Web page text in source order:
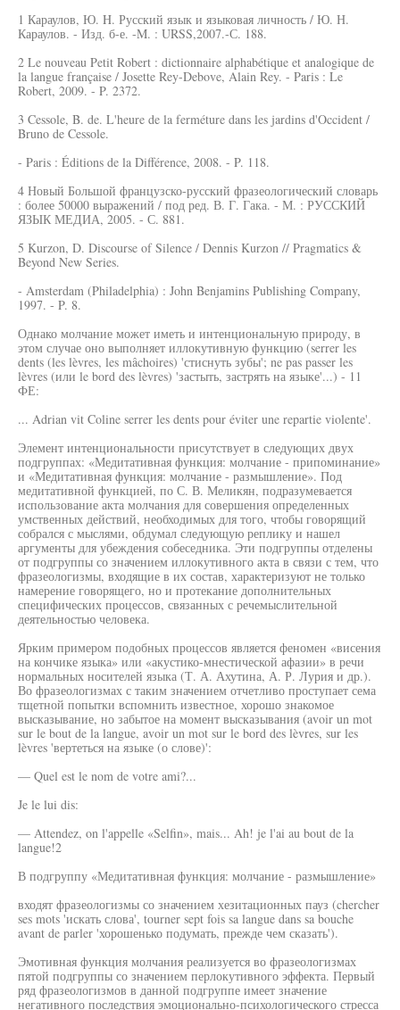
1 Караулов, Ю. H. Русский язык и языковая личность / Ю. Н.
Караулов. - Изд. б-е. -M. : URSS,2007.-С. 188.
2 Le nouveau Petit Robert : dictionnaire alphabétique et analogique de
la langue française / Josette Rey-Debove, Alain Rey. - Paris : Le
Robert, 2009. - P. 2372.
3 Cessole, B. de. L'heure de la ferméture dans les jardins d'Occident /
Bruno de Cessole.
- Paris : Éditions de la Différence, 2008. - P. 118.
4 Новый Большой французско-русский фразеологический словарь
: более 50000 выражений / под ред. В. Г. Гака. - М. : РУССКИЙ
ЯЗЫК МЕДИА, 2005. - С. 881.
5 Kurzon, D. Discourse of Silence / Dennis Kurzon // Pragmatics &
Beyond New Series.
- Amsterdam (Philadelphia) : John Benjamins Publishing Company,
1997. - P. 8.
Однако молчание может иметь и интенциональную природу, в
этом случае оно выполняет иллокутивную функцию (serrer les
dents (les lèvres, les mâchoires) 'стиснуть зубы'; ne pas passer les
lèvres (или le bord des lèvres) 'застыть, застрять на языке'...) - 11
ФЕ:
... Adrian vit Coline serrer les dents pour éviter une repartie violente'.
Элемент интенциональности присутствует в следующих двух
подгруппах: «Медитативная функция: молчание - припоминание»
и «Медитативная функция: молчание - размышление». Под
медитативной функцией, по С. В. Меликян, подразумевается
использование акта молчания для совершения определенных
умственных действий, необходимых для того, чтобы говорящий
собрался с мыслями, обдумал следующую реплику и нашел
аргументы для убеждения собеседника. Эти подгруппы отделены
от подгруппы со значением иллокутивного акта в связи с тем, что
фразеологизмы, входящие в их состав, характеризуют не только
намерение говорящего, но и протекание дополнительных
специфических процессов, связанных с речемыслительной
деятельностью человека.
Ярким примером подобных процессов является феномен «висения
на кончике языка» или «акустико-мнестической афазии» в речи
нормальных носителей языка (Т. А. Ахутина, А. Р. Лурия и др.).
Во фразеологизмах с таким значением отчетливо проступает сема
тщетной попытки вспомнить известное, хорошо знакомое
высказывание, но забытое на момент высказывания (avoir un mot
sur le bout de la langue, avoir un mot sur le bord des lèvres, sur les
lèvres 'вертеться на языке (о слове)':
— Quel est le nom de votre ami?...
Je le lui dis:
— Attendez, on l'appelle «Selfin», mais... Ah! je l'ai au bout de la
langue!2
В подгруппу «Медитативная функция: молчание - размышление»
входят фразеологизмы со значением хезитационных пауз (chercher
ses mots 'искать слова', tourner sept fois sa langue dans sa bouche
avant de parler 'хорошенько подумать, прежде чем сказать').
Эмотивная функция молчания реализуется во фразеологизмах
пятой подгруппы со значением перлокутивного эффекта. Первый
ряд фразеологизмов в данной подгруппе имеет значение
негативного последствия эмоционально-психологического стресса